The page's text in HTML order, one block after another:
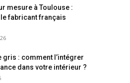
mesure à Toulouse :
fabricant français
gris : comment l’intégrer
dans votre intérieur ?